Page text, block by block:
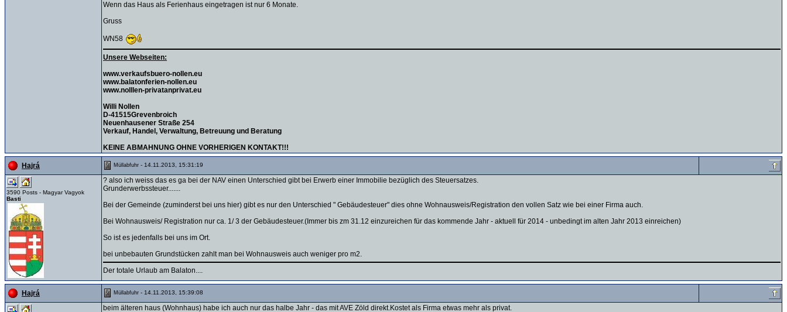
Wenn das Haus als Ferienhaus eingetragen ist nur 6 Monate.
Gruss
WN58
Unsere Webseiten:
www.verkaufsbuero-nollen.eu
www.balatonferien-nollen.eu
www.nolllen-privatanprivat.eu
Willi Nollen
D-41515Grevenbroich
Neuenhausener Straße 254
Verkauf, Handel, Verwaltung, Betreuung und Beratung
KEINE ABMAHNUNG OHNE VORHERIGEN KONTAKT!!!
Hajrá Müllabfuhr - 14.11.2013, 15:31:19
3590 Posts - Magyar Vagyok
Basti
? also ich weiss das es ga bei der NAV einen Unterschied gibt bei Erwerb einer Immobilie bezüglich des Steuersatzes.
Grunderwerbssteuer.......
Bei der Gemeinde (zuminderst bei uns hier) gibt es nur den Unterschied " Gebäudesteuer" dies ohne Wohnausweis/Registration den vollen Satz wie bei einer Firma auch.
Bei Wohnausweis/ Registration nur ca. 1/ 3 der Gebäudesteuer.(Immer bis zm 31.12 einzureichen für das kommende Jahr - aktuell für 2014 - unbedingt im alten Jahr 2013 einreichen)
So ist es jedenfalls bei uns im Ort.
bei unbebauten Grundstücken zahlt man bei Wohnausweis auch weniger pro m2.
Der totale Urlaub am Balaton....
Hajrá Müllabfuhr - 14.11.2013, 15:39:08
beim älteren haus (Wohnhaus) habe ich auch nur das halbe Jahr - das mit AVE Zöld direkt.Kostet als Firma etwas mehr als privat.